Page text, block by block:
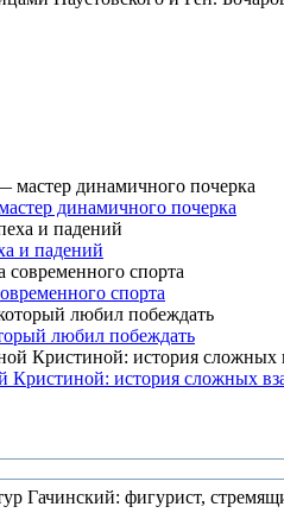
динамичного почерка
и падений
спорта
любил побеждать
Кристиной: история сложных
Гачинский: фигурист,